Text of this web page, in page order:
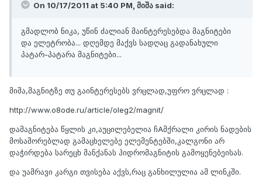
On 10/17/2011 at 5:40 PM, მიშა said:
გმადლობ ნიკა, უწინ ძალიან მაინტერესებდა მაგნიტები
და ელეტრობა... დღემდე მაქვს სადღაც გადანახული
პატარ-პატარა მაგნიტები...
მიშა,მაგნიტზე თუ გაინტერესებს ვრცლად,უფრო ვრცლად :
http://www.o8ode.ru/article/oleg2/magnit/
დამაგნიტება წყლის კი,აუცილებელია ჩAმქრალი კირის ნადების
მოსაშორებლად გამაცხელებე ელემენტებში,კალგონი არ
დაჭირდება სარეცხ მანქანას ჰიდრომაგნიტის გამოყენებეისას.
და უამრავი კარგი თვისება აქვს,რაც განხილულია ამ ლინკში.